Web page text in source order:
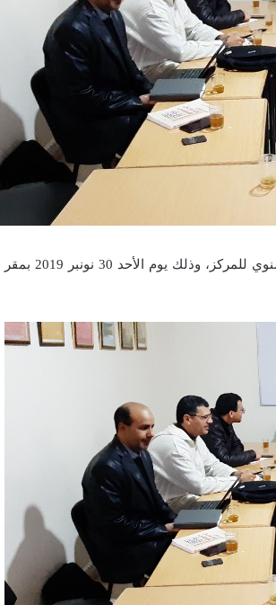
عقد المكتب الإداري للمركز لقاء خاصاً لتدارس البرنامج العلمي السنوي للمركز، وذلك يوم الأحد 30 نونبر 2019 بمقر